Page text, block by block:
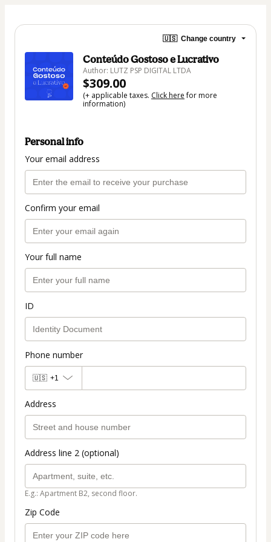
🇺🇸 Change country
Conteúdo Gostoso e Lucrativo
Author: LUTZ PSP DIGITAL LTDA
$309.00
(+ applicable taxes. Click herefor more
information)
Personal info
Your email address
Confirm your email
Your full name
ID
Phone number
🇺🇸 +1
Address
Address line 2 (optional)
E.g.: Apartment B2, second floor.
Zip Code